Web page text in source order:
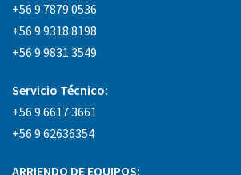
+56 9 7879 0536
+56 9 9318 8198
+56 9 9831 3549
Servicio Técnico:
+56 9 6617 3661
+56 9 62636354
ARRIENDO DE EQUIPOS: